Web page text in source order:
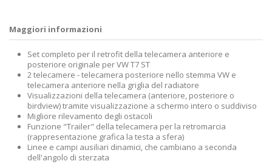
Maggiori informazioni
Set completo per il retrofit della telecamera anteriore e
posteriore originale per VW T7 ST
2 telecamere - telecamera posteriore nello stemma VW e
telecamera anteriore nella griglia del radiatore
Visualizzazioni della telecamera (anteriore, posteriore o
birdview) tramite visualizzazione a schermo intero o suddiviso
Migliore rilevamento degli ostacoli
Funzione "Trailer" della telecamera per la retromarcia
(rappresentazione grafica la testa a sfera)
Linee e campi ausiliari dinamici, che cambiano a seconda
dell'angolo di sterzata